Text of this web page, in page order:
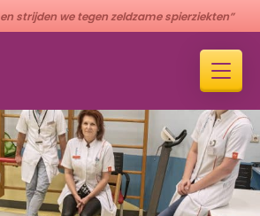
strijden we tegen zeldzame spierziekten”